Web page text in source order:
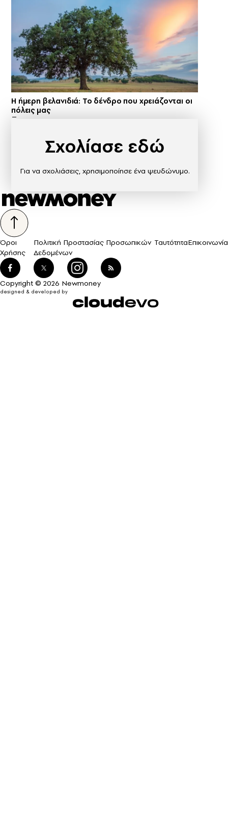
Η ήμερη βελανιδιά: Το δένδρο που χρειάζονται οι
πόλεις μας
Σχολίασε εδώ
Για να σχολιάσεις, χρησιμοποίησε ένα ψευδώνυμο.
Όροι
Χρήσης
Πολιτική Προστασίας Προσωπικών
Δεδομένων
ΤαυτότηταΕπικοινωνία
Copyright © 2026 Newmoney
designed & developed by